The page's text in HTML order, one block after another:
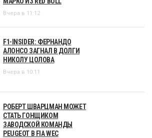
Вчера в 11:12
F1-INSIDER: ФЕРНАНДО
АЛОНСО ЗАГНАЛ В ДОЛГИ
НИКОЛУ ЦОЛОВА
Вчера в 10:11
РОБЕРТ ШВАРЦМАН МОЖЕТ
СТАТЬ ГОНЩИКОМ
ЗАВОДСКОЙ КОМАНДЫ
PEUGEOT В FIA WEC